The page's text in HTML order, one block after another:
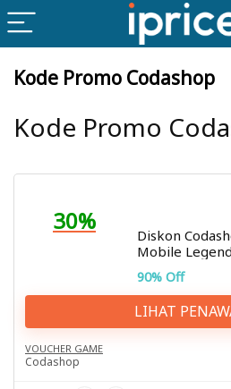
Kode Promo Codashop
Kode Promo
30%
Diskon
Mobile
90% Off
LIHAT
VOUCHER GAME
Codashop